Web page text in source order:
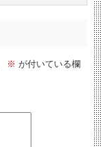
※ が付いている欄